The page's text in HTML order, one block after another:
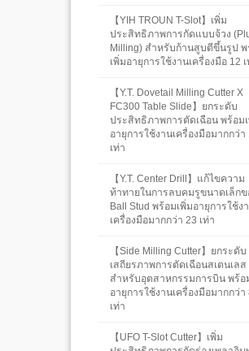
【YIH TROUN T-Slot】เพิ่ม
ประสิทธิภาพการกัดแบบจ้วง
Milling) สำหรับก้านสูบตีขึ้นรูป พ
เพิ่มอายุการใช้งานเครื่องมือ 12 เ
【Y.T. Dovetail Milling Cutter X
FC300 Table Slide】ยกระดับ
ประสิทธิภาพการตัดเฉือน พร้อม
อายุการใช้งานเครื่องมือมากกว่า
เท่า
【Y.T. Center Drill】แก้ไขความ
ท้าทายในการลบคมรูขนาดเล็กข
Ball Stud พร้อมเพิ่มอายุการใช้ง
เครื่องมือมากกว่า 23 เท่า
【Side Milling Cutter】ยกระดับ
เสถียรภาพการตัดเฉือนสเตนเลส
สำหรับอุตสาหกรรมการบิน พร้อ
อายุการใช้งานเครื่องมือมากกว่า
เท่า
【UFO T-Slot Cutter】เพิ่ม